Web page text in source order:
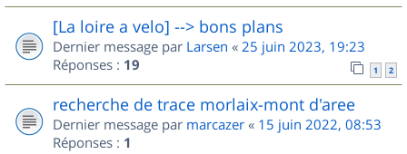
[La loire a velo] --> bons plans
Dernier message par Larsen « 25 juin 2023, 19:23
Réponses : 19 1 2
recherche de trace morlaix-mont d'aree
Dernier message par marcazer « 15 juin 2022, 08:53
Réponses : 1